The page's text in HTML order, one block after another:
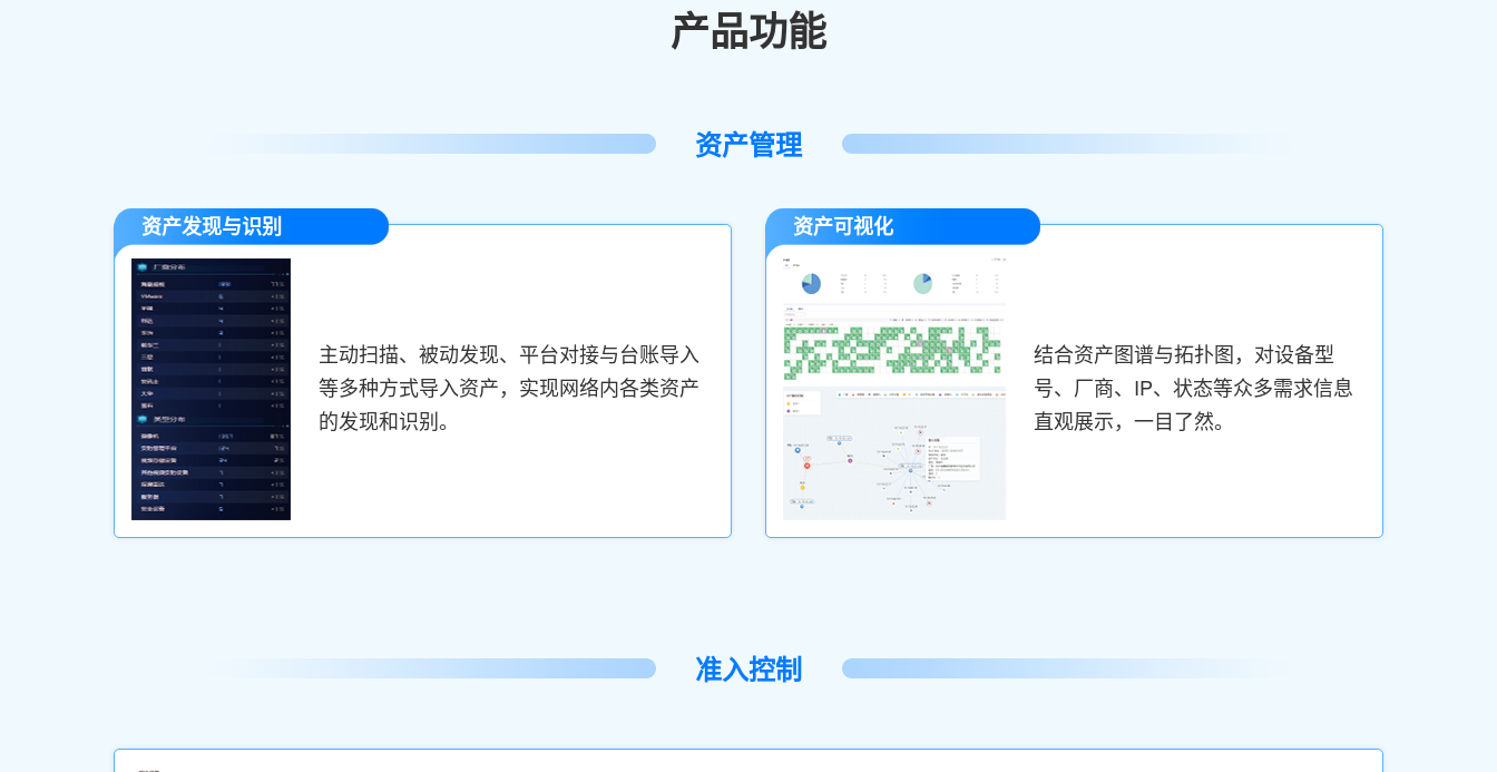
产品功能
资产管理
资产发现与识别
主动扫描、被动发现、平台对接与台账导入
等多种方式导入资产，实现网络内各类资产
的发现和识别。
资产可视化
结合资产图谱与拓扑图，对设备型
号、厂商、IP、状态等众多需求信息
直观展示，一目了然。
准入控制